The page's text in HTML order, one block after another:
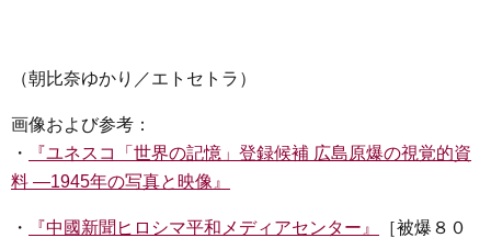
（朝比奈ゆかり／エトセトラ）
画像および参考：
・
『ユネスコ「世界の記憶」登録候補 広島原爆の視覚的資
料 ―1945年の写真と映像』
・ 『中國新聞ヒロシマ平和メディアセンター』
［被爆８０